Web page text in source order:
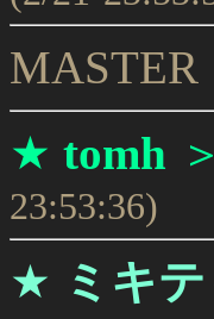
MASTER
★ tomh ＞
23:53:36)
★ ミキテ